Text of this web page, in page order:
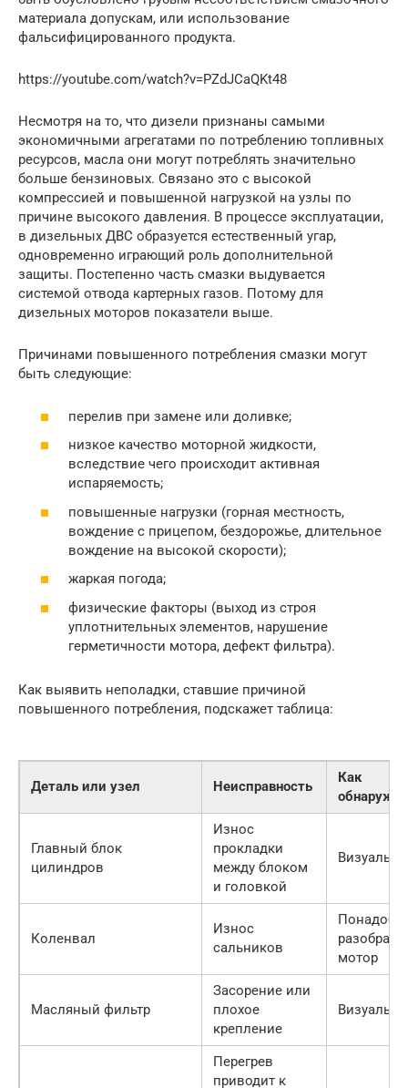
материала допускам, или использование
фальсифицированного продукта.
https://youtube.com/watch?v=PZdJCaQKt48
Несмотря на то, что дизели признаны самыми
экономичными агрегатами по потреблению топливных
ресурсов, масла они могут потреблять значительно
больше бензиновых. Связано это с высокой
компрессией и повышенной нагрузкой на узлы по
причине высокого давления. В процессе эксплуатации,
в дизельных ДВС образуется естественный угар,
одновременно играющий роль дополнительной
защиты. Постепенно часть смазки выдувается
системой отвода картерных газов. Потому для
дизельных моторов показатели выше.
Причинами повышенного потребления смазки могут
быть следующие:
перелив при замене или доливке;
низкое качество моторной жидкости,
вследствие чего происходит активная
испаряемость;
повышенные нагрузки (горная местность,
вождение с прицепом, бездорожье, длительное
вождение на высокой скорости);
жаркая погода;
физические факторы (выход из строя
уплотнительных элементов, нарушение
герметичности мотора, дефект фильтра).
Как выявить неполадки, ставшие причиной
повышенного потребления, подскажет таблица:
Деталь или узел Неисправность
Как
Главный блок
цилиндров
Износ
прокладки
между блоком
и головкой
Визуально
Коленвал
Износ
сальников
разобрать
мотор
Масляный фильтр
Засорение или
плохое
крепление
Визуально
Перегрев
приводит к